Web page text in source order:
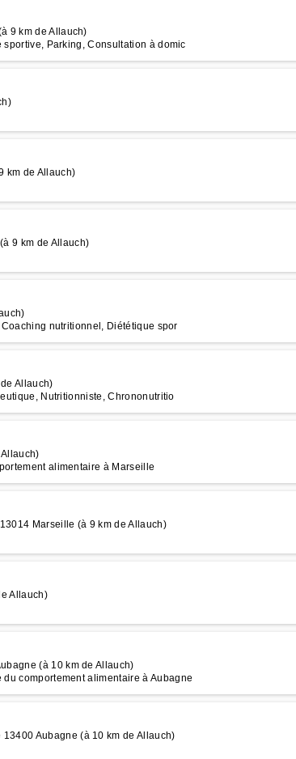
9 km de Allauch)
Parking, Consultation à domic
km de Allauch)
9 km de Allauch)
nutritionnel, Diététique spor
Allauch)
Nutritionniste, Chrononutritio
alimentaire à Marseille
Marseille (à 9 km de Allauch)
Allauch)
(à 10 km de Allauch)
comportement alimentaire à Aubagne
Aubagne (à 10 km de Allauch)